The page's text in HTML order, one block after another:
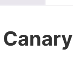
Canary